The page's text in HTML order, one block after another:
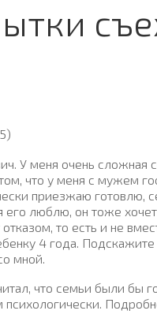
У меня очень сложная
что у меня с мужем
приезжаю готовлю,
люблю, он тоже
отказом, то есть и не
4 года. Подскажите
мной.
что семьи были бы